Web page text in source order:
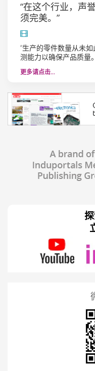
“在这个行业，声
须完美。”
“生产的零件数量从未
测能力以确保产品质量
更多请点击…